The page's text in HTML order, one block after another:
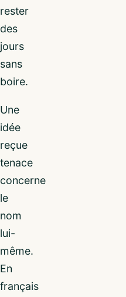
rester
des
jours
sans
boire.
Une
idée
reçue
tenace
concerne
le
nom
lui-
même.
En
français